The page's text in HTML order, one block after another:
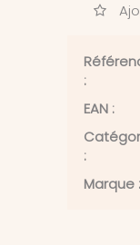
:
EAN :
:
Marque :